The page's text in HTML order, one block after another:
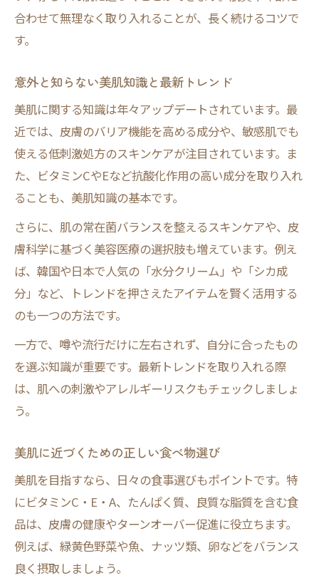
合わせて無理なく取り入れることが、長く続けるコツで
す。
意外と知らない美肌知識と最新トレンド
美肌に関する知識は年々アップデートされています。最
近では、皮膚のバリア機能を高める成分や、敏感肌でも
使える低刺激処方のスキンケアが注目されています。ま
た、ビタミンCやEなど抗酸化作用の高い成分を取り入れ
ることも、美肌知識の基本です。
さらに、肌の常在菌バランスを整えるスキンケアや、皮
膚科学に基づく美容医療の選択肢も増えています。例え
ば、韓国や日本で人気の「水分クリーム」や「シカ成
分」など、トレンドを押さえたアイテムを賢く活用する
のも一つの方法です。
一方で、噂や流行だけに左右されず、自分に合ったもの
を選ぶ知識が重要です。最新トレンドを取り入れる際
は、肌への刺激やアレルギーリスクもチェックしましょ
う。
美肌に近づくための正しい食べ物選び
美肌を目指すなら、日々の食事選びもポイントです。特
にビタミンC・E・A、たんぱく質、良質な脂質を含む食
品は、皮膚の健康やターンオーバー促進に役立ちます。
例えば、緑黄色野菜や魚、ナッツ類、卵などをバランス
良く摂取しましょう。